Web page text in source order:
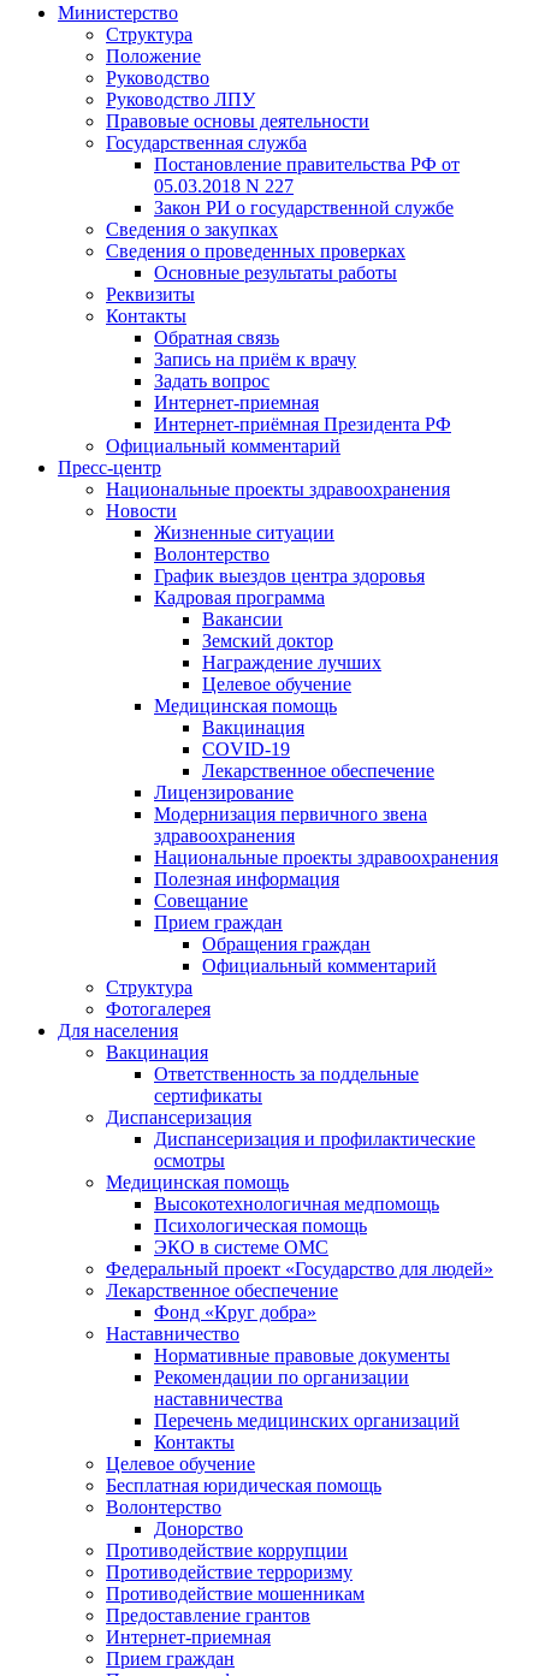
Министерство
Структура
Положение
Руководство
Руководство ЛПУ
Правовые основы деятельности
Государственная служба
Постановление правительства РФ от
05.03.2018 N 227
Закон РИ о государственной службе
Сведения о закупках
Сведения о проведенных проверках
Основные результаты работы
Реквизиты
Контакты
Обратная связь
Запись на приём к врачу
Задать вопрос
Интернет-приемная
Интернет-приёмная Президента РФ
Официальный комментарий
Пресс-центр
Национальные проекты здравоохранения
Новости
Жизненные ситуации
Волонтерство
График выездов центра здоровья
Кадровая программа
Вакансии
Земский доктор
Награждение лучших
Целевое обучение
Медицинская помощь
Вакцинация
COVID-19
Лекарственное обеспечение
Лицензирование
Модернизация первичного звена
здравоохранения
Национальные проекты здравоохранения
Полезная информация
Совещание
Прием граждан
Обращения граждан
Официальный комментарий
Структура
Фотогалерея
Для населения
Вакцинация
Ответственность за поддельные
сертификаты
Диспансеризация
Диспансеризация и профилактические
осмотры
Медицинская помощь
Высокотехнологичная медпомощь
Психологическая помощь
ЭКО в системе ОМС
Федеральный проект «Государство для людей»
Лекарственное обеспечение
Фонд «Круг добра»
Наставничество
Нормативные правовые документы
Рекомендации по организации
наставничества
Перечень медицинских организаций
Контакты
Целевое обучение
Бесплатная юридическая помощь
Волонтерство
Донорство
Противодействие коррупции
Противодействие терроризму
Противодействие мошенникам
Предоставление грантов
Интернет-приемная
Прием граждан